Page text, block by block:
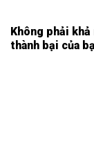
Không phải
thành bại của